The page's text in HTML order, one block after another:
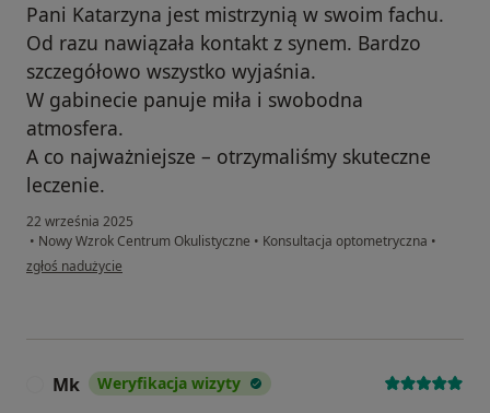
Pani Katarzyna jest mistrzynią w swoim fachu.
Od razu nawiązała kontakt z synem. Bardzo
szczegółowo wszystko wyjaśnia.
W gabinecie panuje miła i swobodna
atmosfera.
A co najważniejsze – otrzymaliśmy skuteczne
leczenie.
22 września 2025
• Nowy Wzrok Centrum Okulistyczne • Konsultacja optometryczna •
w opinii użytkownika Tetiana
zgłoś nadużycie
Mk Weryfikacja wizyty